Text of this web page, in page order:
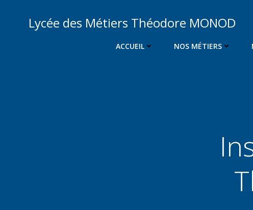
contenuLycée des Métiers Théodore MONOD
ACCUEIL NOS MÉTIERS